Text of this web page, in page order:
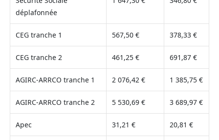
déplafonnée
CEG tranche 1 567,50 € 378,33 €
CEG tranche 2 461,25 € 691,87 €
AGIRC-ARRCO tranche 1 2 076,42 € 1 385,75 €
AGIRC-ARRCO tranche 2 5 530,69 € 3 689,97 €
Apec 31,21 € 20,81 €